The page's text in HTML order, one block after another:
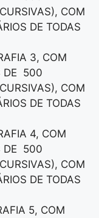
COM
DE TODAS
3, COM
DE 500
COM
DE TODAS
4, COM
DE 500
COM
DE TODAS
5, COM